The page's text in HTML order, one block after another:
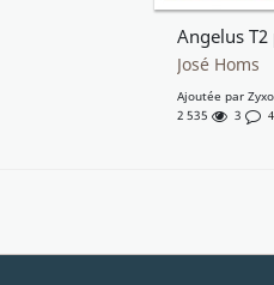
Angelus T2
José Homs
Ajoutée par
2 535
3 4